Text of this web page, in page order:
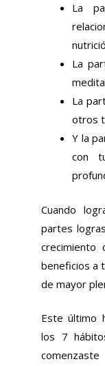
La
La
La
otros
Y la
con
Cuando
partes
crecimiento
beneficios a
de mayor
Este último
los 7